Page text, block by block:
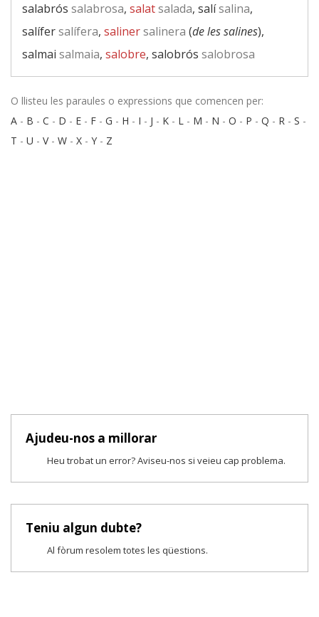
salabrós salabrosa, salatsalada, salísalina,
salífersalífera, salinersalinera (de les salines),
salmai salmaia, salobre, salobrós salobrosa
O llisteu les paraules o expressions que comencen per:
A - B - C - D - E - F - G - H - I - J - K - L - M - N - O - P - Q - R - S -
T - U - V- W - X - Y - Z
Ajudeu-nos a millorar
Heu trobat un error? Aviseu-nos si veieu cap problema.
Teniu algun dubte?
Al fòrum resolem totes les qüestions.